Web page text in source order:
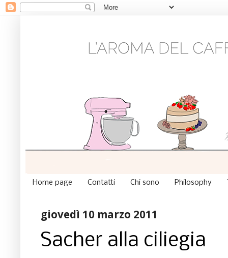
Home page Contatti Chi sono Philosophy
giovedì 10 marzo 2011
Sacher alla ciliegia